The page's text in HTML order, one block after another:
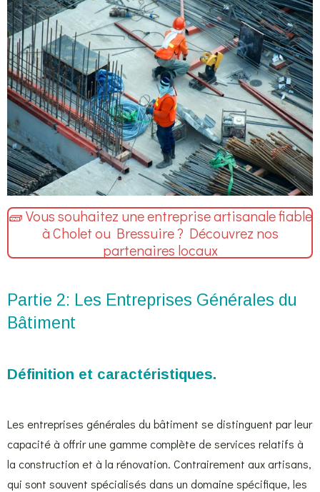
🧱 Vous souhaitez une entreprise artisanale fiable
à Cholet ou Bressuire ? Découvrez nos
partenaires locaux
Partie 2: Les Entreprises Générales du
Bâtiment
Définition et caractéristiques.
Les entreprises générales du bâtiment se distinguent par leur
capacité à offrir une gamme complète de services relatifs à
la construction et à la rénovation. Contrairement aux artisans,
qui sont souvent spécialisés dans un domaine spécifique, les